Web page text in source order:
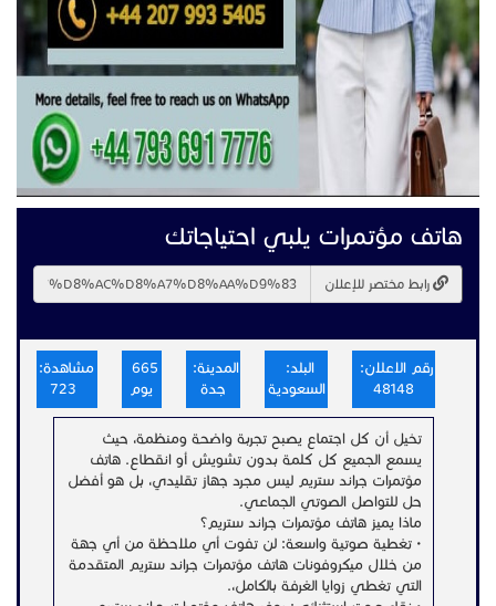
هاتف مؤتمرات يلبي احتياجاتك
رابط مختصر للإعلان
رقم الاعلان:
48148
البلد:
السعودية
المدينة:
جدة
يوم
مشاهدة:
تخيل أن كل اجتماع يصبح تجربة واضحة ومنظمة، حيث
يسمع الجميع كل كلمة بدون تشويش أو انقطاع. هاتف
مؤتمرات جراند ستريم ليس مجرد جهاز تقليدي، بل هو أفضل
حل للتواصل الصوتي الجماعي.
ماذا يميز هاتف مؤتمرات جراند ستريم؟
• تغطية صوتية واسعة: لن تفوت أي ملاحظة من أي جهة
من خلال ميكروفونات هاتف مؤتمرات جراند ستريم المتقدمة
التي تغطي زوايا الغرفة بالكامل،.